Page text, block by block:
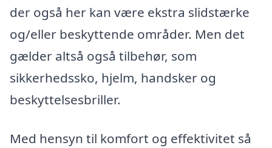
der også her kan være ekstra slidstærke
og/eller beskyttende områder. Men det
gælder altså også tilbehør, som
sikkerhedssko, hjelm, handsker og
beskyttelsesbriller.
Med hensyn til komfort og effektivitet så